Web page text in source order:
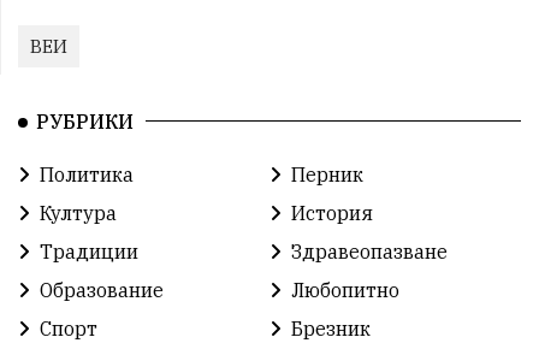
ВЕИ
РУБРИКИ
Политика
Перник
Култура
История
Традиции
Здравеопазване
Образование
Любопитно
Спорт
Брезник